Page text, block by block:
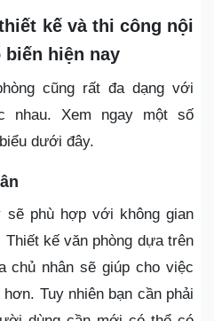
kế và thi công nội
biến hiện nay
cũng rất đa dạng với
nhau. Xem ngay một số
dưới đây.
phù hợp với không gian
kế văn phòng dựa trên
nhân sẽ giúp cho việc
Tuy nhiên bạn cần phải